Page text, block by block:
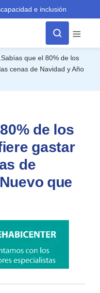
e inclusión
Menú
que el 80% de los
cenas de Navidad y Año
de los
gastar
de
que